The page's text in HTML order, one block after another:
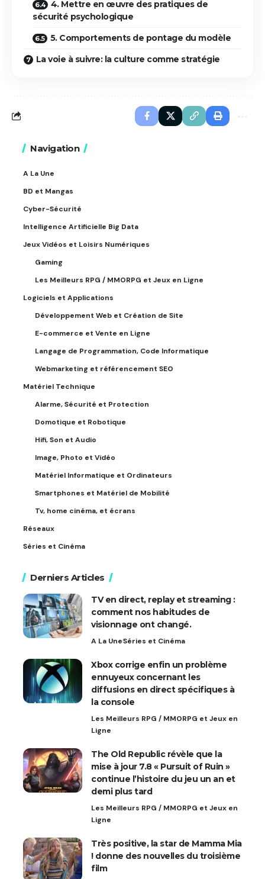
4. Mettre en œuvre des pratiques de
sécurité psychologique
5. Comportements de pontage du modèle
La voie à suivre: la culture comme stratégie
Navigation
A La Une
BD et Mangas
Cyber-Sécurité
Intelligence Artificielle Big Data
Jeux Vidéos et Loisirs Numériques
Gaming
Les Meilleurs RPG / MMORPG et Jeux en Ligne
Logiciels et Applications
Développement Web et Création de Site
E-commerce et Vente en Ligne
Langage de Programmation, Code Informatique
Webmarketing et référencement SEO
Matériel Technique
Alarme, Sécurité et Protection
Domotique et Robotique
Hifi, Son et Audio
Image, Photo et Vidéo
Matériel Informatique et Ordinateurs
Smartphones et Matériel de Mobilité
Tv, home cinéma, et écrans
Réseaux
Séries et Cinéma
Derniers Articles
TV en direct, replay et streaming :
comment nos habitudes de
visionnage ont changé.
A La UneSéries et Cinéma
Xbox corrige enfin un problème
ennuyeux concernant les
diffusions en direct spécifiques à
la console
Les Meilleurs RPG / MMORPG et Jeux en
Ligne
The Old Republic révèle que la
mise à jour 7.8 « Pursuit of Ruin »
continue l’histoire du jeu un an et
demi plus tard
Les Meilleurs RPG / MMORPG et Jeux en
Ligne
Très positive, la star de Mamma Mia
! donne des nouvelles du troisième
film